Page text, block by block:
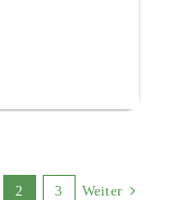
2 3 Weiter